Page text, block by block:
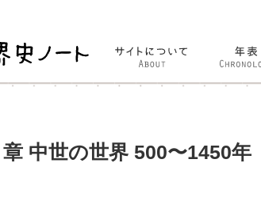
中世の世界 500〜1450年